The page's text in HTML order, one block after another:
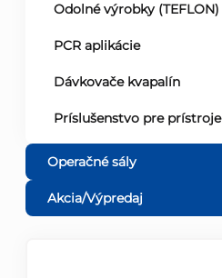
Odolné výrobky (TEFLON)
PCR aplikácie
Dávkovače kvapalín
Príslušenstvo pre prístroje
Operačné sály
Akcia/Výpredaj